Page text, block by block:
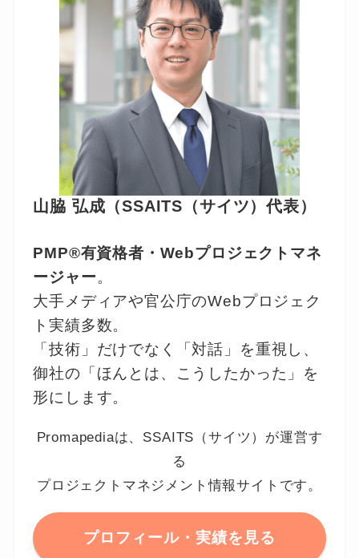
山脇 弘成（SSAITS（サイツ）代表）
PMP®有資格者・Webプロジェクトマネ
ージャー。
大手メディアや官公庁のWebプロジェク
ト実績多数。
「技術」だけでなく「対話」を重視し、
御社の「ほんとは、こうしたかった」を
形にします。
Promapediaは、SSAITS（サイツ）が運営す
る
プロジェクトマネジメント情報サイトです。
プロフィール・実績を見る